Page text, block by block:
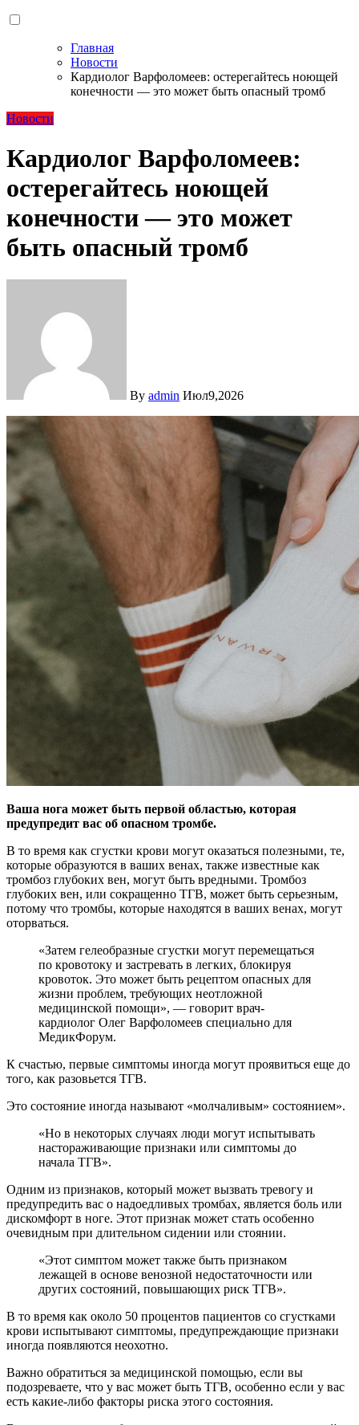
Главная
Новости
Кардиолог Варфоломеев: остерегайтесь ноющей
конечности — это может быть опасный тромб
Новости
Кардиолог Варфоломеев:
остерегайтесь ноющей
конечности — это может
быть опасный тромб
By admin Июл9,2026
Ваша нога может быть первой областью, которая
предупредит вас об опасном тромбе.
В то время как сгустки крови могут оказаться полезными, те,
которые образуются в ваших венах, также известные как
тромбоз глубоких вен, могут быть вредными. Тромбоз
глубоких вен, или сокращенно ТГВ, может быть серьезным,
потому что тромбы, которые находятся в ваших венах, могут
оторваться.
«Затем гелеобразные сгустки могут перемещаться
по кровотоку и застревать в легких, блокируя
кровоток. Это может быть рецептом опасных для
жизни проблем, требующих неотложной
медицинской помощи», — говорит врач-
кардиолог Олег Варфоломеев специально для
МедикФорум.
К счастью, первые симптомы иногда могут проявиться еще до
того, как разовьется ТГВ.
Это состояние иногда называют «молчаливым» состоянием».
«Но в некоторых случаях люди могут испытывать
настораживающие признаки или симптомы до
начала ТГВ».
Одним из признаков, который может вызвать тревогу и
предупредить вас о надоедливых тромбах, является боль или
дискомфорт в ноге. Этот признак может стать особенно
очевидным при длительном сидении или стоянии.
«Этот симптом может также быть признаком
лежащей в основе венозной недостаточности или
других состояний, повышающих риск ТГВ».
В то время как около 50 процентов пациентов со сгустками
крови испытывают симптомы, предупреждающие признаки
иногда появляются неохотно.
Важно обратиться за медицинской помощью, если вы
подозреваете, что у вас может быть ТГВ, особенно если у вас
есть какие-либо факторы риска этого состояния.